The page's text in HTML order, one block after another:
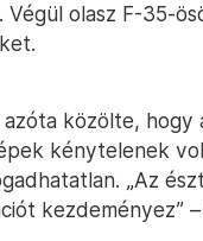
Végül olasz F-35-
közölte, hogy
kénytelenek
„Az
kezdeményez”